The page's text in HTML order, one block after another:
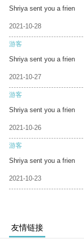
Shriya sent you a frien
2021-10-28
游客
Shriya sent you a frien
2021-10-27
游客
Shriya sent you a frien
2021-10-26
游客
Shriya sent you a frien
2021-10-23
友情链接